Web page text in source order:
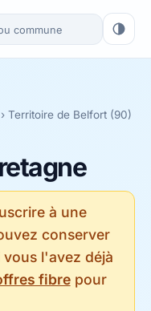
› Territoire de Belfort (90)
à une
conserver
vous l'avez déjà
fibrepour